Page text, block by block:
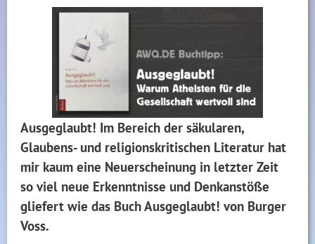
Ausgeglaubt! Im Bereich der säkularen,
Glaubens- und religionskritischen Literatur hat
mir kaum eine Neuerscheinung in letzter Zeit
so viel neue Erkenntnisse und Denkanstöße
gliefert wie das Buch Ausgeglaubt! von Burger
Voss.